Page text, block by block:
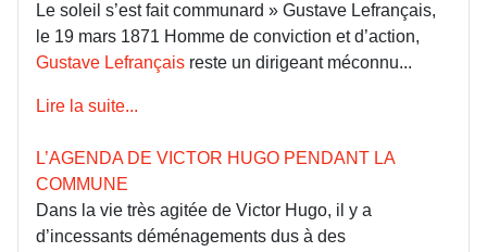
Le soleil s’est fait communard » Gustave Lefrançais,
le 19 mars 1871 Homme de conviction et d’action,
Gustave Lefrançais reste un dirigeant méconnu...
Lire la suite...
L’AGENDA DE VICTOR HUGO PENDANT LA
COMMUNE
Dans la vie très agitée de Victor Hugo, il y a
d’incessants déménagements dus à des